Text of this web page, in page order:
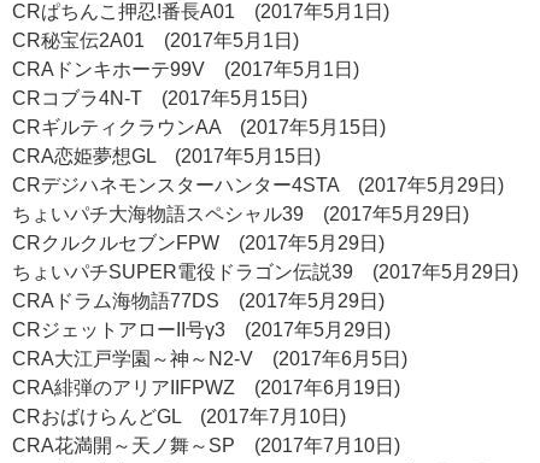
CRぱちんこ押忍!番長A01 (2017年5月1日)
CR秘宝伝2A01 (2017年5月1日)
CRAドンキホーテ99V (2017年5月1日)
CRコブラ4N-T (2017年5月15日)
CRギルティクラウンAA (2017年5月15日)
CRA恋姫夢想GL (2017年5月15日)
CRデジハネモンスターハンター4STA (2017年5月29日)
ちょいパチ大海物語スペシャル39 (2017年5月29日)
CRクルクルセブンFPW (2017年5月29日)
ちょいパチSUPER電役ドラゴン伝説39 (2017年5月29日)
CRAドラム海物語77DS (2017年5月29日)
CRジェットアローII号γ3 (2017年5月29日)
CRA大江戸学園～神～N2-V (2017年6月5日)
CRA緋弾のアリアIIFPWZ (2017年6月19日)
CRおばけらんどGL (2017年7月10日)
CRA花満開～天ノ舞～SP (2017年7月10日)